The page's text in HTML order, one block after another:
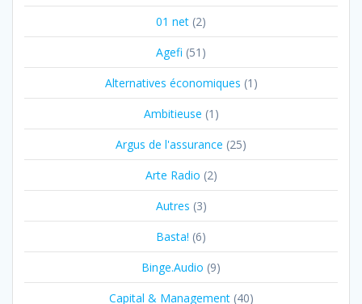
01 net (2)
Agefi (51)
Alternatives économiques (1)
Ambitieuse (1)
Argus de l'assurance (25)
Arte Radio (2)
Autres (3)
Basta! (6)
Binge.Audio (9)
Capital & Management(40)